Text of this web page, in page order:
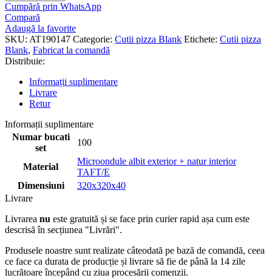
Cumpără prin WhatsApp
Compară
Adaugă la favorite
SKU: AT190147 Categorie: Cutii pizza Blank Etichete: Cutii pizza
Blank, Fabricat la comandă
Distribuie:
Informații suplimentare
Livrare
Retur
Informații suplimentare
Numar bucati
set
100
Material
Microondule albit exterior + natur interior
TAFT/E
Dimensiuni
320x320x40
Livrare
Livrarea nu este gratuită și se face prin curier rapid așa cum este
descrisă în secțiunea "Livrări".
Produsele noastre sunt realizate câteodată pe bază de comandă, ceea
ce face ca durata de producție și livrare să fie de până la 14 zile
lucrătoare începând cu ziua procesării comenzii.